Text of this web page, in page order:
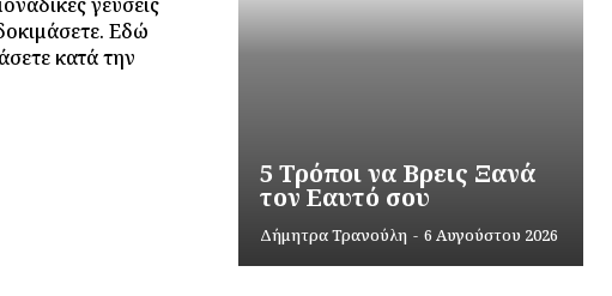
Εδώ
κατά την
5 Τρόποι να Βρεις Ξανά
τον Εαυτό σου
Δήμητρα Τρανούλη - 6 Αυγούστου 2026